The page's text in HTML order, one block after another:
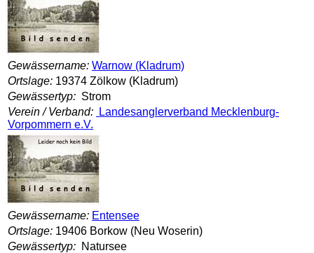
Gewässername: Warnow (Kladrum)
Ortslage: 19374 Zölkow (Kladrum)
Gewässertyp: Strom
Verein / Verband:
Landesanglerverband Mecklenburg-
Vorpommern e.V.
Gewässername: Entensee
Ortslage: 19406 Borkow (Neu Woserin)
Gewässertyp: Natursee